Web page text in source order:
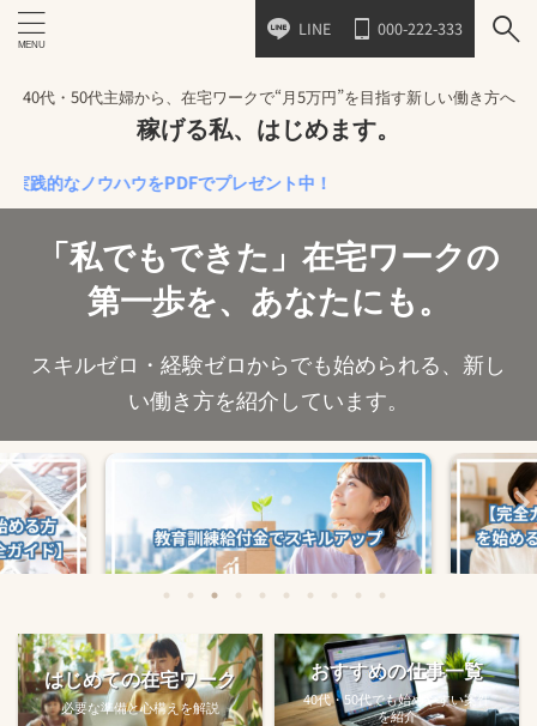
LINE 000-222-333
40代・50代主婦から、在宅ワークで“月5万円”を目指す新しい働き方へ
稼げる私、はじめます。
ノウハウをPDFでプレゼント中！
「私でもできた」在宅ワークの
第一歩を、あなたにも。
スキルゼロ・経験ゼロからでも始められる、新し
い働き方を紹介しています。
る方法
教育訓練給付金で賢くスキルアップする
方法【主婦でも使え...
【完全ガ
はじめての在宅ワーク
必要な準備と心構えを解説
おすすめの仕事一覧
40代・50代でも始めやすい案件
を紹介